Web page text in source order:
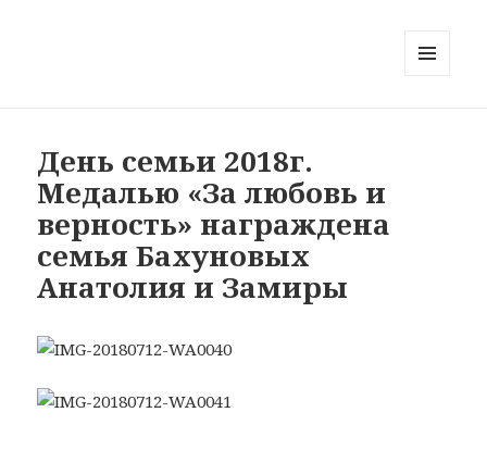
День семьи 2018г.
Медалью «За любовь и
верность» награждена
семья Бахуновых
Анатолия и Замиры